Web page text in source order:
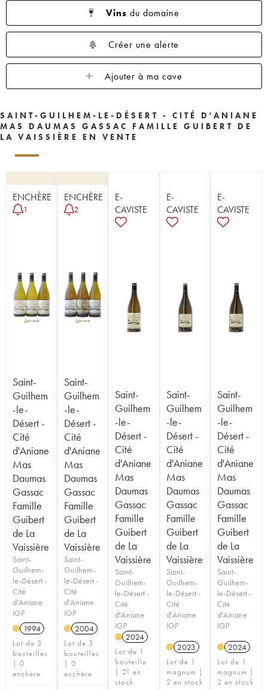
Vins du domaine
Créer une alerte
Ajouter à ma cave
SAINT-GUILHEM-LE-DÉSERT - CITÉ D'ANIANE
MAS DAUMAS GASSAC FAMILLE GUIBERT DE
LA VAISSIÈRE EN VENTE
ENCHÈRE
1
Saint-
Guilhem
-le-
Désert -
Cité
d'Aniane
Mas
Daumas
Gassac
Famille
Guibert
de La
Vaissière
Saint-
Guilhem-
le-Désert -
Cité
d'Aniane
IGP
1994
Lot de 3
bouteilles
| 0
enchère
ENCHÈRE
2
Saint-
Guilhem
-le-
Désert -
Cité
d'Aniane
Mas
Daumas
Gassac
Famille
Guibert
de La
Vaissière
Saint-
Guilhem-
le-Désert -
Cité
d'Aniane
IGP
2004
Lot de 3
bouteilles
| 0
enchère
E-
CAVISTE
Saint-
Guilhem
-le-
Désert -
Cité
d'Aniane
Mas
Daumas
Gassac
Famille
Guibert
de La
Vaissière
Saint-
Guilhem-
le-Désert -
Cité
d'Aniane
IGP
2024
Lot de 1
bouteille
| 21 en
stock
E-
CAVISTE
Saint-
Guilhem
-le-
Désert -
Cité
d'Aniane
Mas
Daumas
Gassac
Famille
Guibert
de La
Vaissière
Saint-
Guilhem-
le-Désert -
Cité
d'Aniane
IGP
2023
Lot de 1
magnum |
2 en stock
E-
CAVISTE
Saint-
Guilhem
-le-
Désert -
Cité
d'Aniane
Mas
Daumas
Gassac
Famille
Guibert
de La
Vaissière
Saint-
Guilhem-
le-Désert -
Cité
d'Aniane
IGP
2024
Lot de 1
magnum |
2 en stock